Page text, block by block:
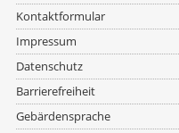
Kontaktformular
Impressum
Datenschutz
Barrierefreiheit
Gebärdensprache